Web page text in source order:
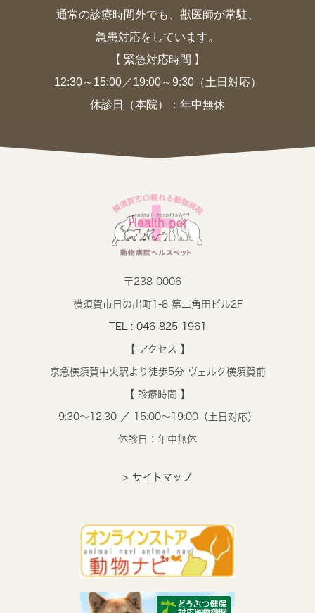
通常の診療時間外でも、獣医師が常駐、
急患対応をしています。
【 緊急対応時間 】
12:30～15:00／19:00～9:30（土日対応）
休診日（本院）：年中無休
〒238-0006
横須賀市日の出町1-8 第二角田ビル2F
TEL : 046-825-1961
【 アクセス 】
京急横須賀中央駅より徒歩5分 ヴェルク横須賀前
【 診療時間 】
9:30～12:30 ／ 15:00～19:00（土日対応）
休診日：年中無休
> サイトマップ